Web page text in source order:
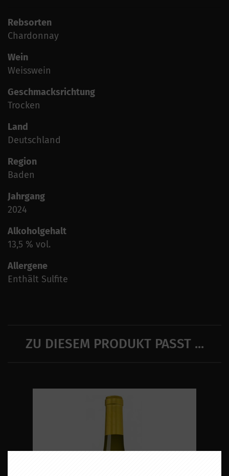
Rebsorten
Chardonnay
Wein
Weisswein
Geschmacksrichtung
Trocken
Land
Deutschland
Region
Baden
Jahrgang
2024
Alkoholgehalt
13,5 % vol.
Allergene
Enthält Sulfite
ZU DIESEM PRODUKT PASST ...